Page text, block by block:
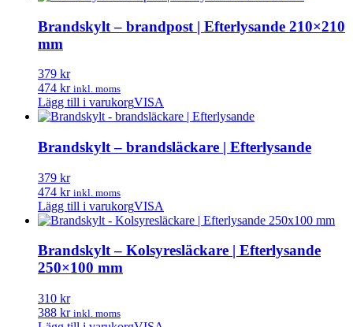
Brandskylt – brandpost | Efterlysande 210×210
mm
379 kr
474 kr inkl. moms
Lägg till i varukorgVISA
Brandskylt – brandsläckare | Efterlysande
379 kr
474 kr inkl. moms
Lägg till i varukorgVISA
Brandskylt – Kolsyresläckare | Efterlysande
250×100 mm
310 kr
388 kr inkl. moms